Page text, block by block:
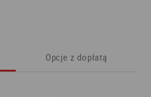
Opcje z dopłatą